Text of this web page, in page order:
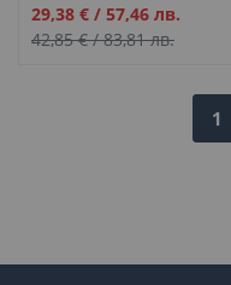
Промо
цена
29,38 € / 57,46 лв.
42,85 €/83,81 лв.
Страница
В
1